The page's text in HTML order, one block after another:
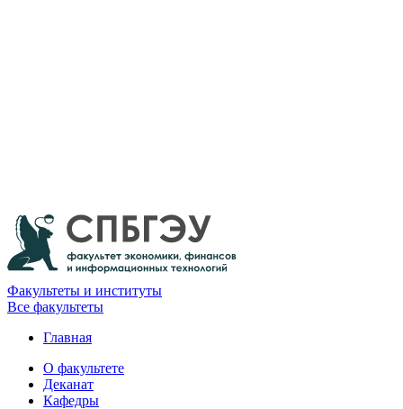
Факультеты и институты
Все факультеты
Главная
О факультете
Деканат
Кафедры